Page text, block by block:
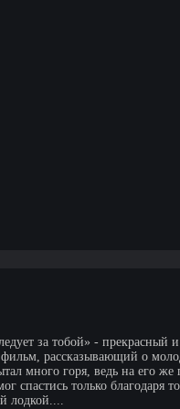
за тобой» - прекрасный
рассказывающий о
много горя, ведь на его же
спастись только благодаря
лодкой....